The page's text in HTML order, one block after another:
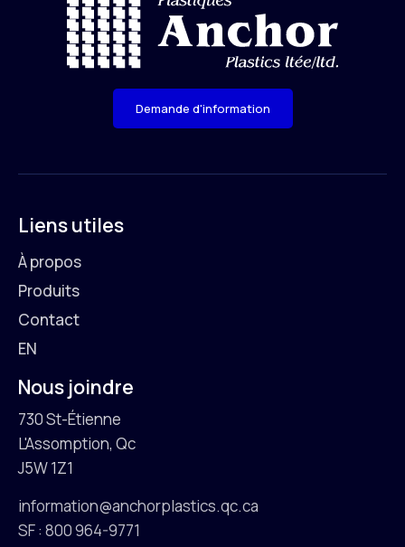
Demande d'information
Liens utiles
À propos
Produits
Contact
EN
Nous joindre
730 St-Étienne
L'Assomption, Qc
J5W 1Z1
information@anchorplastics.qc.ca
SF : 800 964-9771